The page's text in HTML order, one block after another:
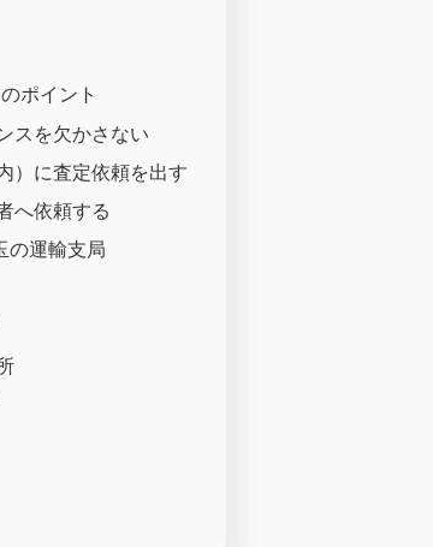
ポイント
スを欠かさない
）に査定依頼を出す
へ依頼する
の運輸支局